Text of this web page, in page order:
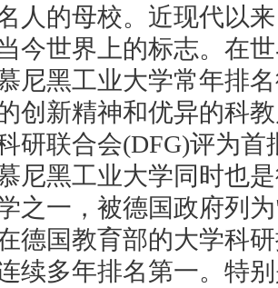
人的母校。近现代以
今世界上的标志。在
尼黑工业大学常年排
创新精神和优异的科
研联合会(DFG)评为
尼黑工业大学同时也
之一，被德国政府列
德国教育部的大学科
续多年排名第一。特